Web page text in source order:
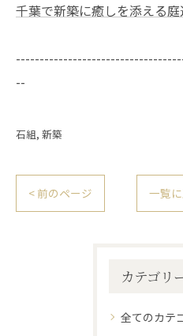
千葉で新築に癒しを添える庭
--
石組 新築
< 前のページ 一覧
カテゴリ
全てのカテ